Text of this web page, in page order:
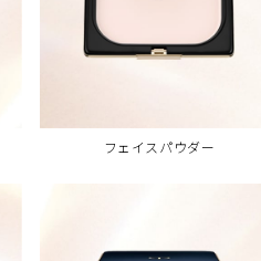
フェイスパウダー